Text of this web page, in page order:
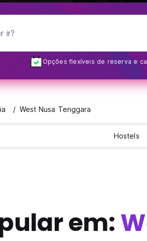
ir?
Opções flexíveis de reserva e
West Nusa Tenggara
Hostels
em: